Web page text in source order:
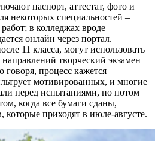
паспорт, аттестат, фото и
некоторых специальностей –
в колледжах вроде
онлайн через портал.
11 класса, могут использовать
творческий экзамен
говоря, процесс кажется
мотивированных, и многие
перед испытаниями, но потом
когда все бумаги сданы,
которые приходят в июле-августе.